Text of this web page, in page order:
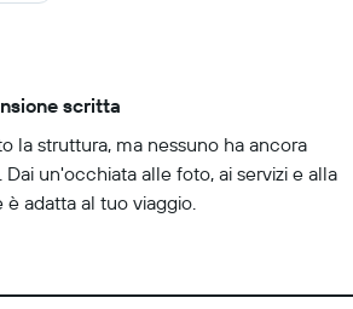
scritta
la struttura, ma nessuno ha ancora
un'occhiata alle foto, ai servizi e alla
è adatta al tuo viaggio.